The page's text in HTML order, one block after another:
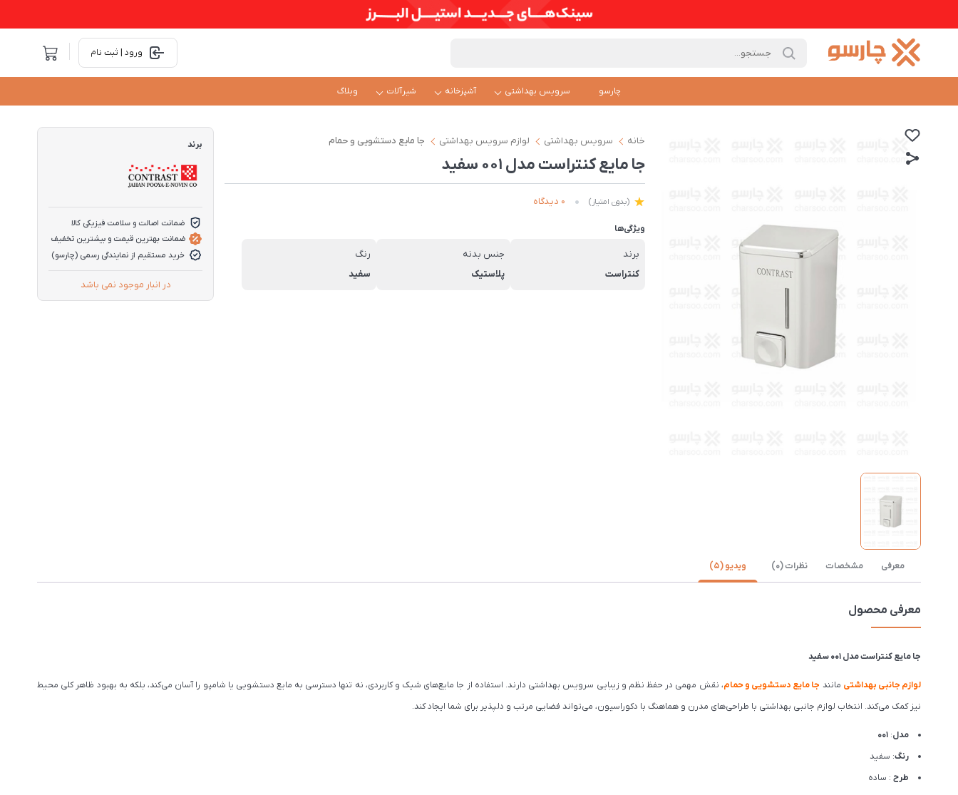
ورود | ثبت نام
چارسو سرویس بهداشتی آشپزخانه شیرآلات وبلاگ
خانه سرویس بهداشتی لوازم سرویس بهداشتی جا مایع دستشویی و حمام
جا مایع کنتراست مدل 001 سفید
(بدون امتیاز) 0 دیدگاه
ویژگی‌ها
برند
کنتراست
جنس بدنه
پلاستیک
رنگ
سفید
برند
ضمانت اصالت و سلامت فیزیکی کالا
ضمانت بهترین قیمت و بیشترین تخفیف
خرید مستقیم از نمایندگی رسمی (چارسو)
در انبار موجود نمی باشد
معرفی مشخصات نظرات (0) ویدیو (5)
معرفی محصول
جا مایع کنتراست مدل 001 سفید
لوازم جانبی بهداشتی مانند جا مایع دستشویی و حمام، نقش مهمی در حفظ نظم و زیبایی سرویس بهداشتی دارند. استفاده از جا مایع‌های شیک و کاربردی، نه تنها دسترسی به مایع دستشویی یا شامپو را آسان می‌کند، بلکه به بهبود ظاهر کلی محیط
نیز کمک می‌کند. انتخاب لوازم جانبی بهداشتی با طراحی‌های مدرن و هماهنگ با دکوراسیون، می‌تواند فضایی مرتب و دلپذیر برای شما ایجاد کند.
مدل:
001
رنگ: سفید
طرح : ساده